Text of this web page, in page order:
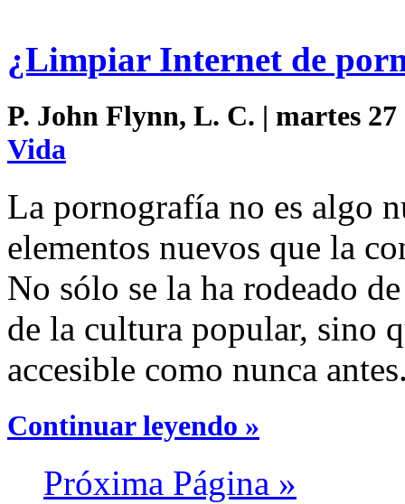
¿Limpiar Internet de
P. John Flynn, L. C. | martes
Vida
La pornografía no es algo
elementos nuevos que la
No sólo se la ha rodeado
de la cultura popular, sino
accesible como nunca
Continuar leyendo »
Próxima Página »